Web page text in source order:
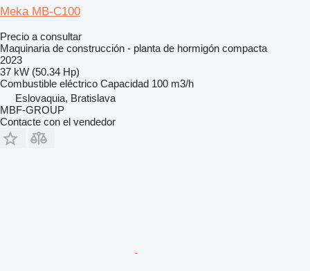
Meka MB-C100
Precio a consultar
Maquinaria de construcción - planta de hormigón compacta
2023
37 kW (50.34 Hp)
Combustible eléctrico Capacidad 100 m3/h
Eslovaquia, Bratislava
MBF-GROUP
Contacte con el vendedor